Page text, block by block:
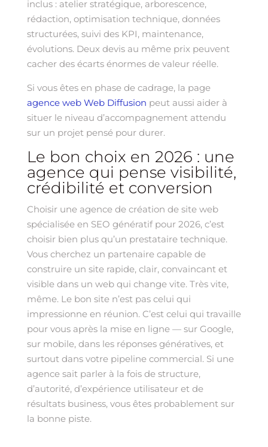
inclus : atelier stratégique, arborescence,
rédaction, optimisation technique, données
structurées, suivi des KPI, maintenance,
évolutions. Deux devis au même prix peuvent
cacher des écarts énormes de valeur réelle.
Si vous êtes en phase de cadrage, la page
agence web Web Diffusion peut aussi aider à
situer le niveau d’accompagnement attendu
sur un projet pensé pour durer.
Le bon choix en 2026 : une
agence qui pense visibilité,
crédibilité et conversion
Choisir une agence de création de site web
spécialisée en SEO génératif pour 2026, c’est
choisir bien plus qu’un prestataire technique.
Vous cherchez un partenaire capable de
construire un site rapide, clair, convaincant et
visible dans un web qui change vite. Très vite,
même. Le bon site n’est pas celui qui
impressionne en réunion. C’est celui qui travaille
pour vous après la mise en ligne — sur Google,
sur mobile, dans les réponses génératives, et
surtout dans votre pipeline commercial. Si une
agence sait parler à la fois de structure,
d’autorité, d’expérience utilisateur et de
résultats business, vous êtes probablement sur
la bonne piste.